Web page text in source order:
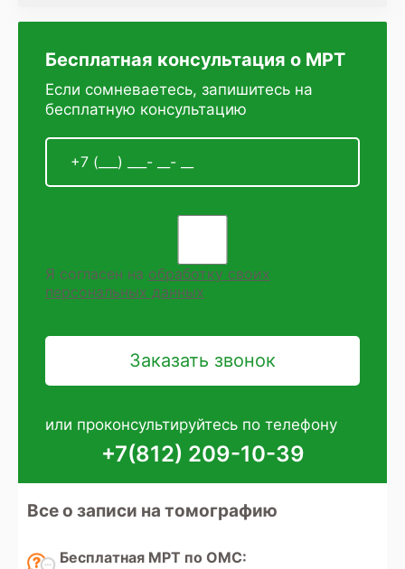
Бесплатная консультация о МРТ
Если сомневаетесь, запишитесь на
бесплатную консультацию
Я согласен на обработку своих
персональных данных
или проконсультируйтесь по телефону
+7(812) 209-10-39
Все о записи на томографию
Бесплатная МРТ по ОМС: